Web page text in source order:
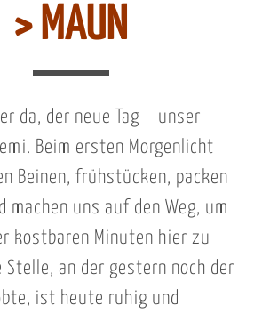
> MAUN
da, der neue Tag – unser
Beim ersten Morgenlicht
Beinen, frühstücken, packen
machen uns auf den Weg, um
kostbaren Minuten hier zu
Stelle, an der gestern noch der
ist heute ruhig und